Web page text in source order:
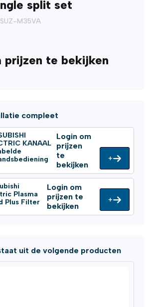
split set
M35VA
prijzen te bekijken
compleet
KANAAL
Login om
prijzen
te
bekijken
+
Plasma
Plus Filter
Login om
prijzen te
bekijken
+
uit de volgende producten